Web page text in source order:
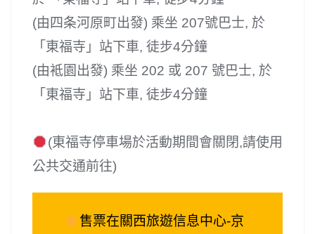
(由四条河原町出發) 乘坐 207號巴士, 於
「東福寺」站下車, 徒步4分鐘
(由袛園出發) 乘坐 202 或 207 號巴士, 於
「東福寺」站下車, 徒步4分鐘
(東福寺停車場於活動期間會關閉,請使用
公共交通前往)
售票在關西旅遊信息中心-京